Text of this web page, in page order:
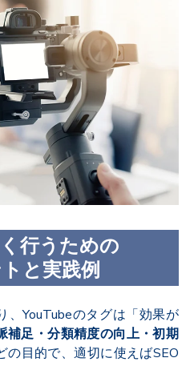
行うための
と実践例
、YouTubeのタグは「効果が
補足・分類精度の向上・初期
の目的で、適切に使えばSEO